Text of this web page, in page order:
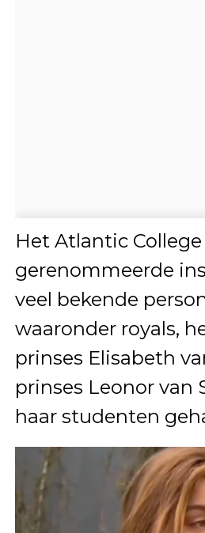
Het Atlantic
gerenommeerde
veel bekende
waaronder royals,
prinses Elisabeth
prinses Leonor van
haar studenten